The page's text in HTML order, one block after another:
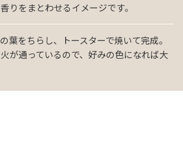
りをまとわせるイメージです。
葉をちらし、トースターで焼いて完成。
が通っているので、好みの色になれば大